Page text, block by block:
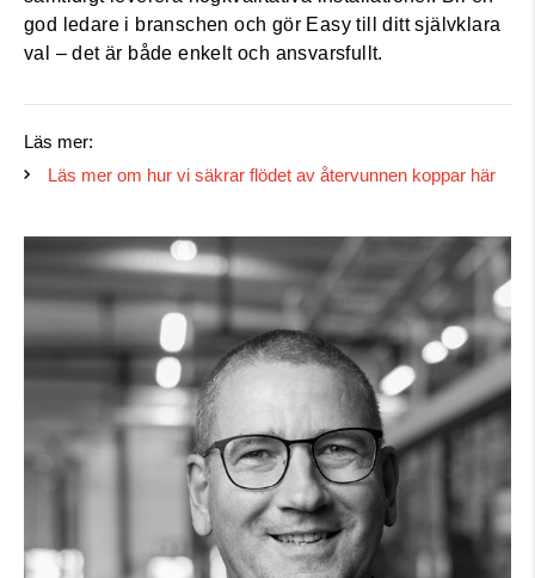
god ledare i branschen och gör Easy till ditt självklara
val – det är både enkelt och ansvarsfullt.
Läs mer:
Läs mer om hur vi säkrar flödet av återvunnen koppar här